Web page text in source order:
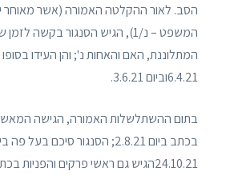
הסב. לאור ההקלטה האמורה (אשר מאוחר
המשפט – נ/1), הגיש הסנגור בקשה
המתלוננת, האם והאחות נ'; והן העידו
6.4.21וביום 3.6.21.
בתום ההשתלשלות האמורה, הגישה
24.10.21הגיש גם ראשי פרקים והפניות בכתב בקשר לסיכומיו.